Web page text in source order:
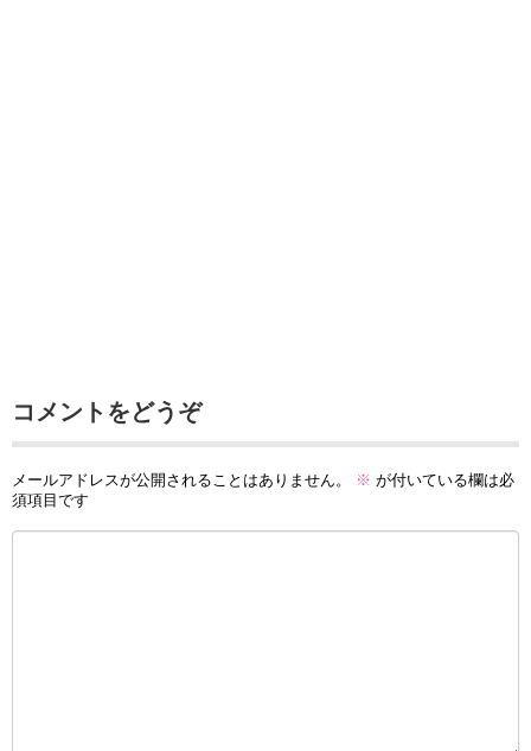
コメントをどうぞ
メールアドレスが公開されることはありません。 ※ が付いている欄は必
須項目です